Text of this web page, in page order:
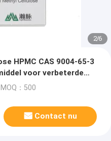
3/6
HPMC CAS 9004-65-3
voor verbeterde
MOQ：500
Contact nu